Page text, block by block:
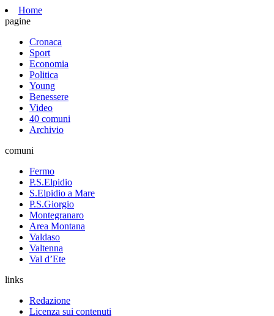
Home
pagine
Cronaca
Sport
Economia
Politica
Young
Benessere
Video
40 comuni
Archivio
comuni
Fermo
P.S.Elpidio
S.Elpidio a Mare
P.S.Giorgio
Montegranaro
Area Montana
Valdaso
Valtenna
Val d’Ete
links
Redazione
Licenza sui contenuti